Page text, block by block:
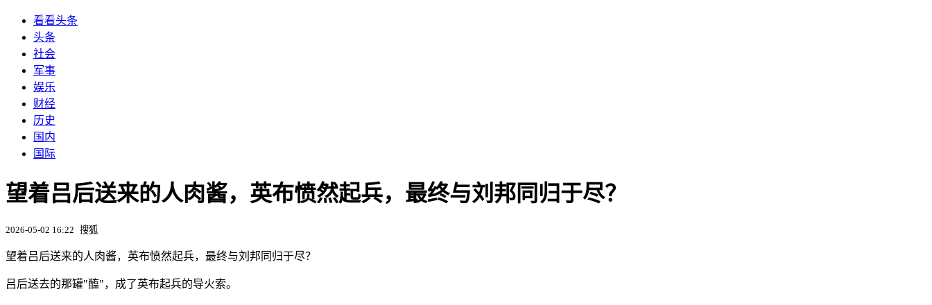
看看头条
头条
社会
军事
娱乐
财经
历史
国内
国际
望着吕后送来的人肉酱，英布愤然起兵，最终与刘邦同归于尽？
2026-05-02 16:22 搜狐
望着吕后送来的人肉酱，英布愤然起兵，最终与刘邦同归于尽？
吕后送去的那罐"醢"，成了英布起兵的导火索。